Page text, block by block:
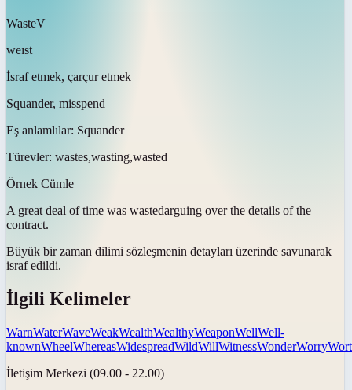
WasteV
weɪst
İsraf etmek, çarçur etmek
Squander, misspend
Eş anlamlılar: Squander
Türevler: wastes,wasting,wasted
Örnek Cümle
A great deal of time was wastedarguing over the details of the
contract.
Büyük bir zaman dilimi sözleşmenin detayları üzerinde savunarak
israf edildi.
İlgili Kelimeler
WarnWaterWaveWeakWealthWealthyWeaponWellWell-
knownWheelWhereasWidespreadWildWillWitnessWonderWorry
İletişim Merkezi (09.00 - 22.00)